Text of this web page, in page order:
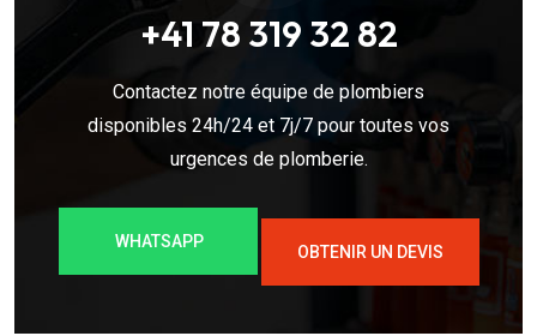
+41 78 319 32 82
Contactez notre équipe de plombiers
disponibles 24h/24 et 7j/7 pour toutes vos
urgences de plomberie.
WHATSAPP
OBTENIR UN DEVIS